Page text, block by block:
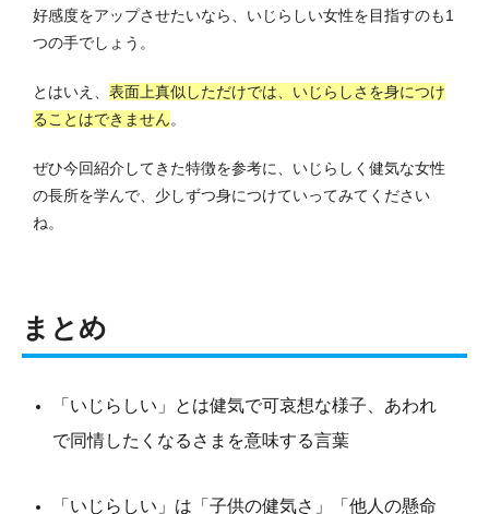
好感度をアップさせたいなら、いじらしい女性を目指すのも1
つの手でしょう。
とはいえ、 表面上真似しただけでは、いじらしさを身につけ
ることはできません。
ぜひ今回紹介してきた特徴を参考に、いじらしく健気な女性
の長所を学んで、少しずつ身につけていってみてください
ね。
まとめ
「いじらしい」とは健気で可哀想な様子、あわれ
で同情したくなるさまを意味する言葉
「いじらしい」は「子供の健気さ」「他人の懸命